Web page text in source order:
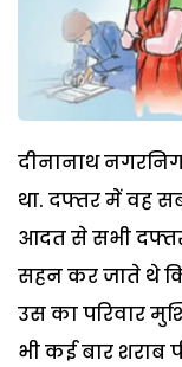
दीनानाथ
था. दफ्तर में वह
आदत से सभी
सहन कर जाते थे कि
उस का परिवार
भी कई बार शराब